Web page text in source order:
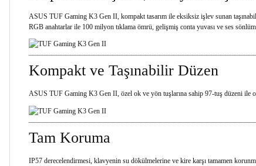
ASUS TUF Gaming K3 Gen II, kompakt tasarım ile eksiksiz işlev sunan
RGB anahtarlar ile 100 milyon tıklama ömrü, gelişmiş conta yuvası ve ses
Kompakt ve Taşınabilir Düzen
ASUS TUF Gaming K3 Gen II, özel ok ve yön tuşlarına sahip 97-tuş düzeni ile
Tam Koruma
IP57 derecelendirmesi, klavyenin su dökülmelerine ve kire karşı tamamen